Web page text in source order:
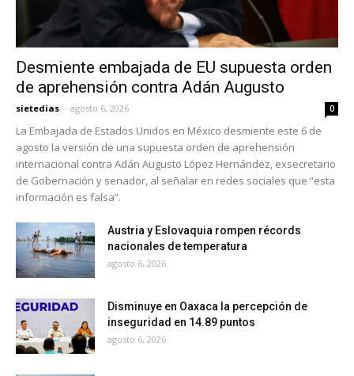
Desmiente embajada de EU supuesta orden
de aprehensión contra Adán Augusto
sietedias - agosto 6, 2026 0
La Embajada de Estados Unidos en México desmiente este 6 de
agosto la versión de una supuesta orden de aprehensión
internacional contra Adán Augusto López Hernández, exsecretario
de Gobernación y senador, al señalar en redes sociales que “esta
información es falsa”.
Austria y Eslovaquia rompen récords
nacionales de temperatura
agosto 6, 2026
Disminuye en Oaxaca la percepción de
inseguridad en 14.89 puntos
agosto 6, 2026